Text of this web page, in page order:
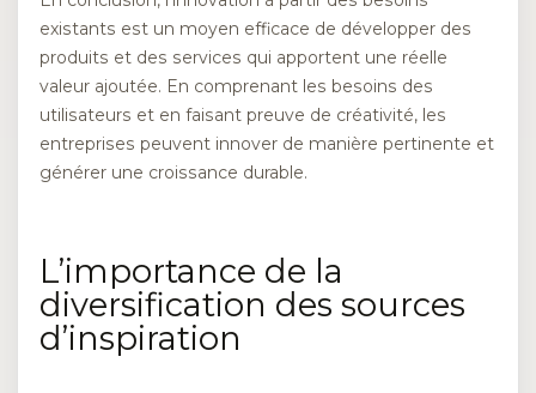
existants est un moyen efficace de développer des
produits et des services qui apportent une réelle
valeur ajoutée. En comprenant les besoins des
utilisateurs et en faisant preuve de créativité, les
entreprises peuvent innover de manière pertinente et
générer une croissance durable.
L’importance de la
diversification des sources
d’inspiration